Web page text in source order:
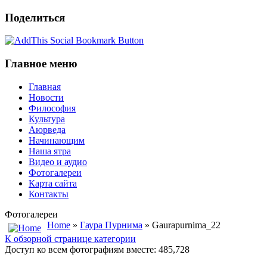
Поделиться
Главное меню
Главная
Новости
Философия
Культура
Аюрведа
Начинающим
Наша ятра
Видео и аудио
Фотогалереи
Карта сайта
Контакты
Фотогалереи
Home » Гаура Пурнима » Gaurapurnima_22
К обзорной странице категории
Доступ ко всем фотографиям вместе: 485,728